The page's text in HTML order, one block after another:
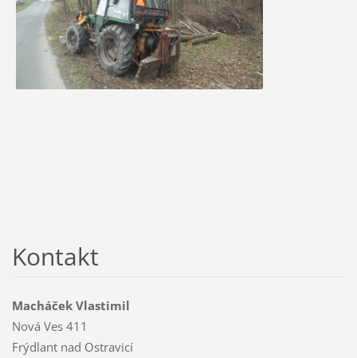
Kontakt
Macháček Vlastimil
Nová Ves 411
Frýdlant nad Ostravicí